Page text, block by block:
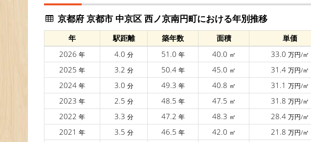
京都府 京都市 中京区 西ノ京南円町における年別推移
年 駅距離 築年数 面積 単価
2026 年 4.0 分 51.0 年 40.0 ㎡ 33.0 万円/㎡
2025 年 3.2 分 50.4 年 45.0 ㎡ 31.4 万円/㎡
2024 年 3.0 分 49.3 年 40.8 ㎡ 31.1 万円/㎡
2023 年 2.5 分 48.5 年 47.5 ㎡ 31.8 万円/㎡
2022 年 3.3 分 47.2 年 48.3 ㎡ 28.4 万円/㎡
2021 年 3.5 分 46.5 年 42.0 ㎡ 21.8 万円/㎡